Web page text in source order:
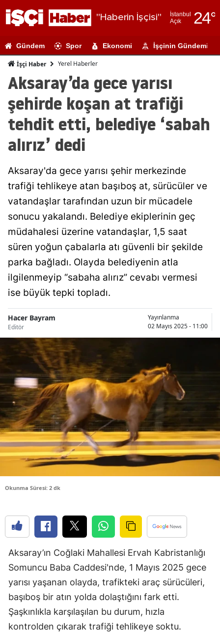
"Haberin İşçisi"
İstanbul
Açık
24°
Adıyaman
Amasya
Ankara
Artvin
Aydın
Bilecik
Bingöl
Bitlis
Burdur
Bursa
Çankırı
Çorum
Denizli
Diyarbakır
Edirne
Gaziantep
Giresun
Gündem Spor Ekonomi İşçinin Gündemi
İşçi Haber Yerel Haberler
Aksaray’da gece yarısı
şehirde koşan at trafiği
tehdit etti, belediye ‘sabah
alırız’ dedi
Aksaray'da gece yarısı şehir merkezinde
trafiği tehlikeye atan başıboş at, sürücüler ve
vatandaşlar tarafından uzun bir mücadele
sonucu yakalandı. Belediye ekiplerinin geç
müdahalesi üzerine vatandaşlar, 1,5 saat
süren yoğun çabalarla atı güvenli bir şekilde
parka bağladı. Olayda belediyenin atla
ilgilenmeyip “sabaha alırız” cevabı vermesi
ise büyük tepki topladı.
Hacer Bayram
Editör
Yayınlanma
02 Mayıs 2025 - 11:00
Okunma Süresi: 2 dk
Aksaray’ın Coğlaki Mahallesi Ervah Kabristanlığı
Somuncu Baba Caddesi'nde, 1 Mayıs 2025 gece
yarısı yaşanan olayda, trafikteki araç sürücüleri,
başıboş bir atın yolda dolaştığını fark etti.
Şaşkınlıkla karşılaşılan bu durum, hızla
kontrolden çıkarak trafiği tehlikeye soktu.